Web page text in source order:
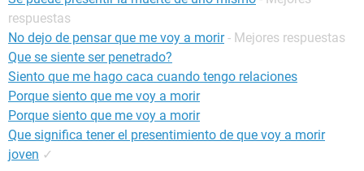
respuestas
No dejo de pensar que me voy a morir - Mejores respuestas
Que se siente ser penetrado?
Siento que me hago caca cuando tengo relaciones
Porque siento que me voy a morir
Porque siento que me voy a morir
Que significa tener el presentimiento de que voy a morir
joven ✓